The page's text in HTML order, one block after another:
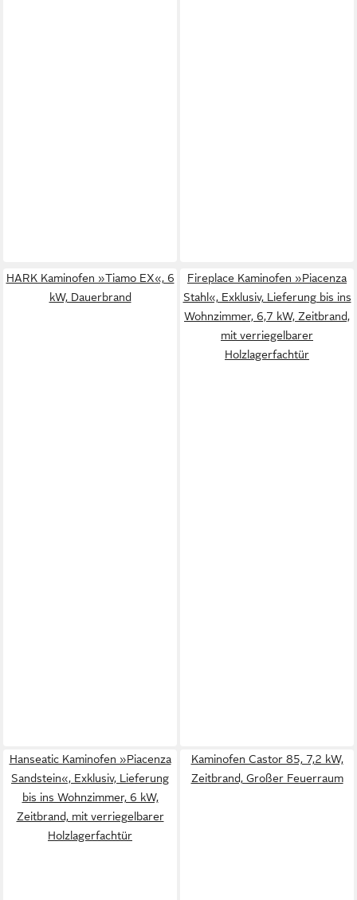
HARK Kaminofen »Tiamo EX«, 6
kW, Dauerbrand
Fireplace Kaminofen »Piacenza
Stahl«, Exklusiv, Lieferung bis ins
Wohnzimmer, 6,7 kW, Zeitbrand,
mit verriegelbarer
Holzlagerfachtür
Hanseatic Kaminofen »Piacenza
Sandstein«, Exklusiv, Lieferung
bis ins Wohnzimmer, 6 kW,
Zeitbrand, mit verriegelbarer
Holzlagerfachtür
Kaminofen Castor 85, 7,2 kW,
Zeitbrand, Großer Feuerraum